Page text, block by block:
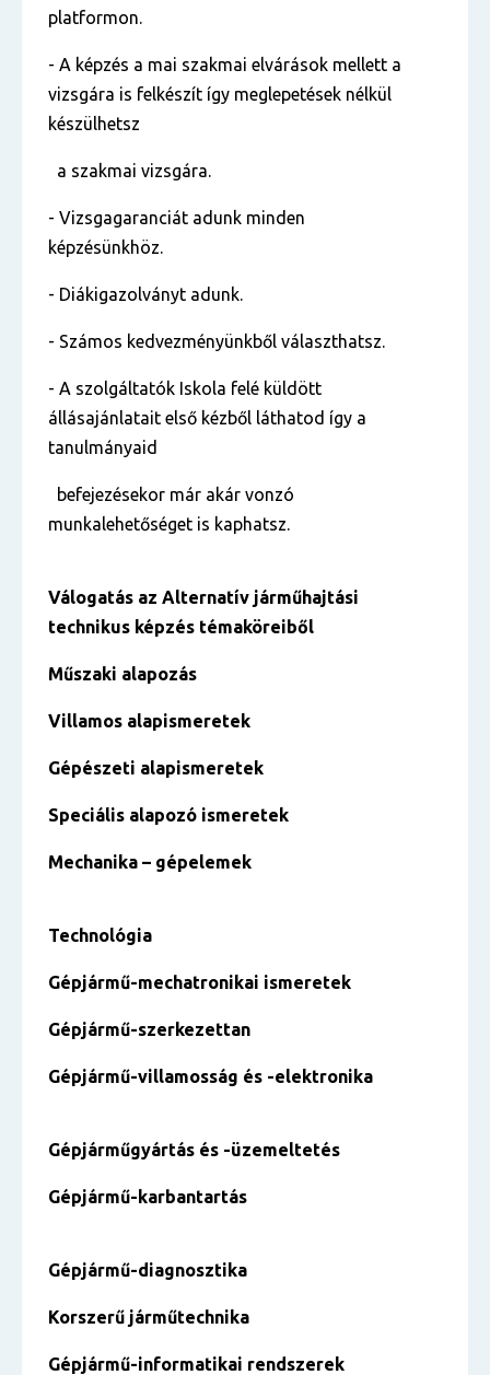
platformon.
- A képzés a mai szakmai elvárások mellett a
vizsgára is felkészít így meglepetések nélkül
készülhetsz
a szakmai vizsgára.
- Vizsgagaranciát adunk minden
képzésünkhöz.
- Diákigazolványt adunk.
- Számos kedvezményünkből választhatsz.
- A szolgáltatók Iskola felé küldött
állásajánlatait első kézből láthatod így a
tanulmányaid
befejezésekor már akár vonzó
munkalehetőséget is kaphatsz.
Válogatás az Alternatív járműhajtási
technikus képzés témaköreiből
Műszaki alapozás
Villamos alapismeretek
Gépészeti alapismeretek
Speciális alapozó ismeretek
Mechanika – gépelemek
Technológia
Gépjármű-mechatronikai ismeretek
Gépjármű-szerkezettan
Gépjármű-villamosság és -elektronika
Gépjárműgyártás és -üzemeltetés
Gépjármű-karbantartás
Gépjármű-diagnosztika
Korszerű járműtechnika
Gépjármű-informatikai rendszerek